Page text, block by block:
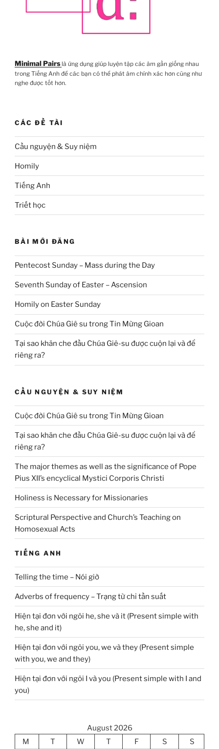
Minimal Pairs là ứng dụng giúp luyện tập các âm gần giống nhau
trong Tiếng Anh để các bạn có thể phát âm chính xác hơn cũng như
nghe được tốt hơn.
CÁC ĐỀ TÀI
Cầu nguyện & Suy niệm
Homily
Tiếng Anh
Triết học
BÀI MỚI ĐĂNG
Pentecost Sunday – Mass during the Day
Seventh Sunday of Easter – Ascension
Homily on Easter Sunday
Cuộc đời Chúa Giê su trong Tin Mừng Gioan
Tại sao khăn che đầu Chúa Giê-su được cuộn lại và để
riêng ra?
CẦU NGUYỆN & SUY NIỆM
Cuộc đời Chúa Giê su trong Tin Mừng Gioan
Tại sao khăn che đầu Chúa Giê-su được cuộn lại và để
riêng ra?
The major themes as well as the significance of Pope
Pius XII’s encyclical Mystici Corporis Christi
Holiness is Necessary for Missionaries
Scriptural Perspective and Church’s Teaching on
Homosexual Acts
TIẾNG ANH
Telling the time – Nói giờ
Adverbs of frequency – Trạng từ chỉ tần suất
Hiện tại đơn với ngôi he, she và it (Present simple with
he, she and it)
Hiện tại đơn với ngôi you, we và they (Present simple
with you, we and they)
Hiện tại đơn với ngôi I và you (Present simple with I and
you)
August 2026
M
T W T F S
S